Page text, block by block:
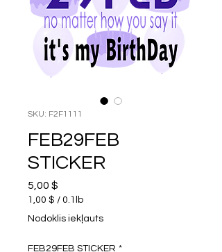
SKU: F2F1111
FEB29FEB
STICKER
5,00 $
1,00 $ / 0.1lb
1,00 $
Nodoklis iekļauts
FEB29FEB STICKER *